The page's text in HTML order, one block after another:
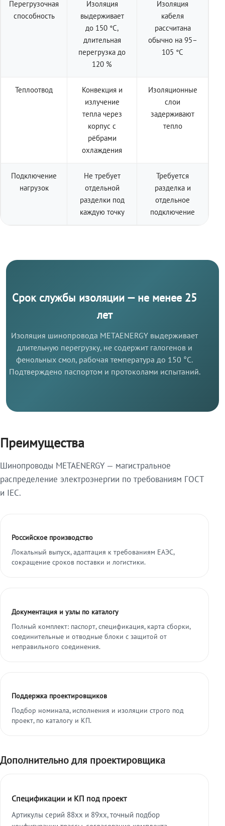
Перегрузочная
способность
Изоляция
выдерживает
до 150 °C,
длительная
перегрузка до
120 %
Изоляция
кабеля
рассчитана
обычно на 95–
105 °C
Теплоотвод
Конвекция и
излучение
тепла через
корпус с
рёбрами
охлаждения
Изоляционные
слои
задерживают
тепло
Подключение
нагрузок
Не требует
отдельной
разделки под
каждую точку
Требуется
разделка и
отдельное
подключение
Срок службы изоляции — не менее 25
лет
Изоляция шинопровода METAENERGY выдерживает
длительную перегрузку, не содержит галогенов и
фенольных смол, рабочая температура до 150 °C.
Подтверждено паспортом и протоколами испытаний.
Преимущества
Шинопроводы METAENERGY — магистральное
распределение электроэнергии по требованиям ГОСТ
и IEC.
Российское производство
Локальный выпуск, адаптация к требованиям ЕАЭС,
сокращение сроков поставки и логистики.
Документация и узлы по каталогу
Полный комплект: паспорт, спецификация, карта сборки,
соединительные и отводные блоки с защитой от
неправильного соединения.
Поддержка проектировщиков
Подбор номинала, исполнения и изоляции строго под
проект, по каталогу и КП.
Дополнительно для проектировщика
Спецификации и КП под проект
Артикулы серий 88xx и 89xx, точный подбор